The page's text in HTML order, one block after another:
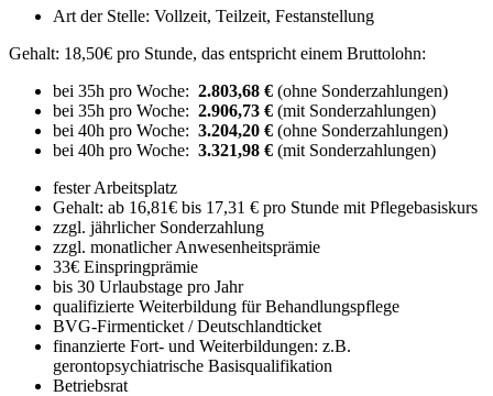
Art der Stelle: Vollzeit, Teilzeit, Festanstellung
Gehalt: 18,50€ pro Stunde, das entspricht einem Bruttolohn:
bei 35h pro Woche: 2.803,68 € (ohne Sonderzahlungen)
bei 35h pro Woche: 2.906,73 € (mit Sonderzahlungen)
bei 40h pro Woche: 3.204,20 € (ohne Sonderzahlungen)
bei 40h pro Woche: 3.321,98 € (mit Sonderzahlungen)
fester Arbeitsplatz
Gehalt: ab 16,81€ bis 17,31 € pro Stunde mit Pflegebasiskurs
zzgl. jährlicher Sonderzahlung
zzgl. monatlicher Anwesenheitsprämie
33€ Einspringprämie
bis 30 Urlaubstage pro Jahr
qualifizierte Weiterbildung für Behandlungspflege
BVG-Firmenticket / Deutschlandticket
finanzierte Fort- und Weiterbildungen: z.B.
gerontopsychiatrische Basisqualifikation
Betriebsrat